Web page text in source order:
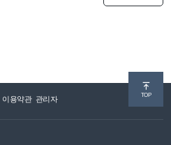
이용약관 관리자 TOP